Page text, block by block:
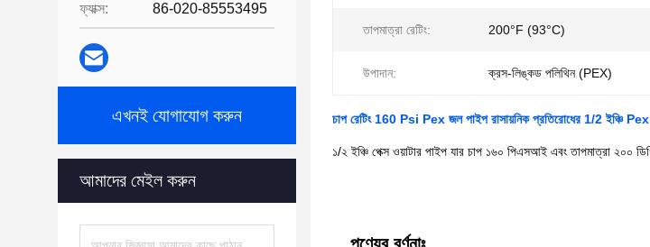
ফ্যাক্স: 86-020-85553495
এখনই যোগাযোগ করুন
আমাদের মেইল করুন
তাপমাত্রা রেটিং: 200°F (93°C)
উপাদান: ক্রস-লিঙ্কড পলিথিন (PEX)
চাপ রেটিং 160 Psi Pex জল পাইপ রাসায়নিক প্রতিরোধের 1/2 ইঞ্চি Pex
১/২ ইঞ্চি পেক্স ওয়াটার পাইপ যার চাপ ১৬০ পিএসআই এবং তাপমাত্রা ২০০